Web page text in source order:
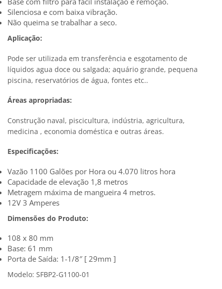
Silenciosa e com baixa vibração.
Não queima se trabalhar a seco.
Aplicação:
Pode ser utilizada em transferência e esgotamento de
líquidos agua doce ou salgada; aquário grande, pequena
piscina, reservatórios de água, fontes etc..
Áreas apropriadas:
Construção naval, piscicultura, indústria, agricultura,
medicina , economia doméstica e outras áreas.
Especificações:
Vazão 1100 Galões por Hora ou 4.070 litros hora
Capacidade de elevação 1,8 metros
Metragem máxima de mangueira 4 metros.
12V 3 Amperes
Dimensões do Produto:
108 x 80 mm
Base: 61 mm
Porta de Saída: 1-1/8″ [ 29mm ]
Modelo: SFBP2-G1100-01